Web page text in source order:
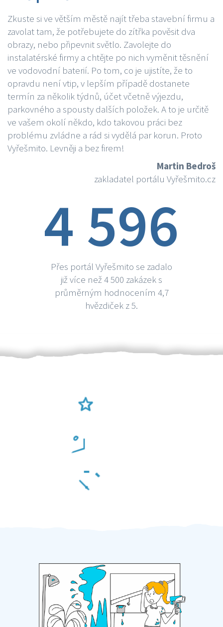
Zkuste si ve větším městě najít třeba stavební firmu a
zavolat tam, že potřebujete do zítřka pověsit dva
obrazy, nebo připevnit světlo. Zavolejte do
instalatérské firmy a chtějte po nich vyměnit těsnění
ve vodovodní baterií. Po tom, co je ujistíte, že to
opravdu není vtip, v lepším případě dostanete
termín za několik týdnů, účet včetně výjezdu,
parkovného a spousty dalších položek. A to je určitě
ve vašem okolí někdo, kdo takovou práci bez
problému zvládne a rád si vydělá par korun. Proto
Vyřešmito. Levněji a bez firem!
Martin Bedroš
zakladatel portálu Vyřešmito.cz
4 596
Přes portál Vyřešmito se zadalo
již více než 4 500 zakázek s
průměrným hodnocením 4,7
hvězdiček z 5.